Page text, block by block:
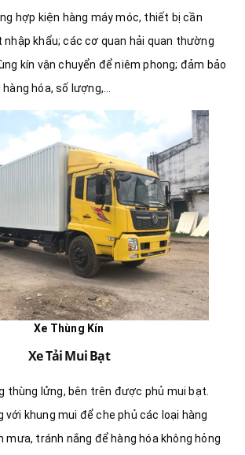
hợp kiện hàng máy móc, thiết bị cần
nhập khẩu; các cơ quan hải quan thường
kín vận chuyển để niêm phong; đảm bảo
hóa, số lượng,…
Xe Thùng Kín
Xe Tải Mui Bạt
thùng lửng, bên trên được phủ mui bạt.
với khung mui để che phủ các loại hàng
mưa, tránh nắng để hàng hóa không hỏng